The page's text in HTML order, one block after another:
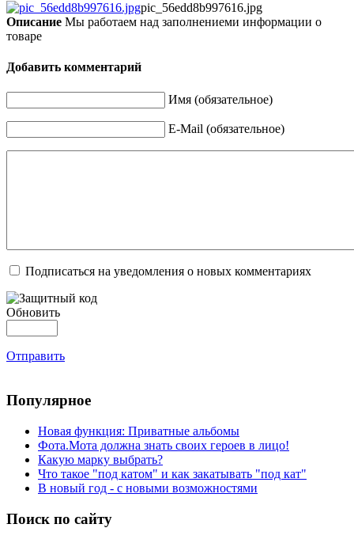
pic_56edd8b997616.jpg
Описание Мы работаем над заполнениеми информации о
товаре
Добавить комментарий
Имя (обязательное)
E-Mail (обязательное)
Подписаться на уведомления о новых комментариях
Обновить
Отправить
Популярное
Новая функция: Приватные альбомы
Фота.Мота должна знать своих героев в лицо!
Какую марку выбрать?
Что такое "под катом" и как закатывать "под кат"
В новый год - с новыми возможностями
Поиск по сайту